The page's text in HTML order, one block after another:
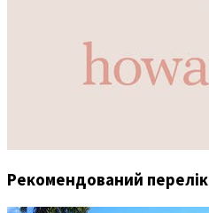
Рекомендований перелік